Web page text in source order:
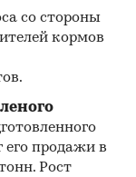
/ Добыча
со стороны
кормов
его продажи в
Рост